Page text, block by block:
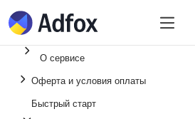
Быстрый старт
О сервисе
Оферта и условия оплаты
Быстрый старт